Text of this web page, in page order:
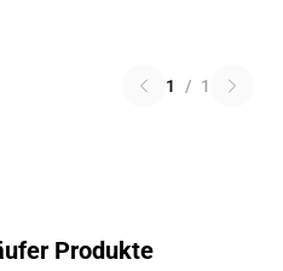
1 / 1
Produkte